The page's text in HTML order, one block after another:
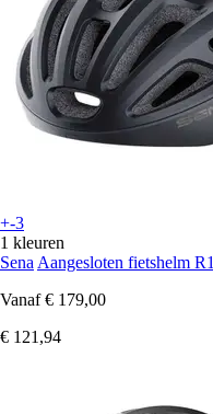
+-3
1 kleuren
Sena Aangesloten fietshelm R1
Vanaf € 179,00
€ 121,94